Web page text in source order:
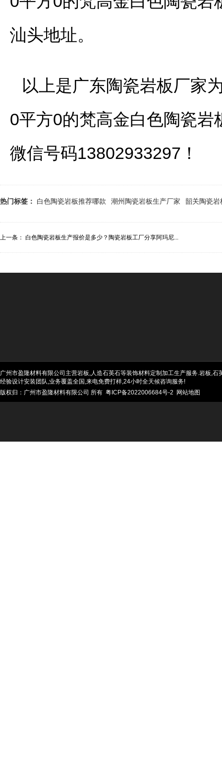
汕头地址。
以上是广东陶瓷岩板厂家
0平方0的梵高金白色陶瓷
微信号码13802933297！
热门标签： 白色陶瓷岩板推荐哪款 潮州陶瓷岩板生产厂家 韶关陶瓷岩
上一条： 白色陶瓷岩板生产报价是多少？陶瓷岩板工厂分享阿玛尼...
广州市盈隆材料有限公司主营岩板,人造石英石等装饰材料定制加工生产服务.岩板,
经验设计安装团队,业务覆盖全国,来电免费打样,24小时全天候咨询服务!
版权归：广州市盈隆材料有限公司 所有 粤ICP备2022006684号-2 网站地图